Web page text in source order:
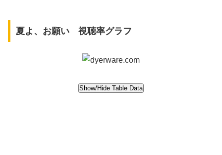
夏よ、お願い 視聴率グラフ